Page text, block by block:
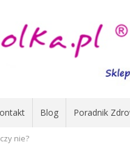
Blog Poradnik
nie?